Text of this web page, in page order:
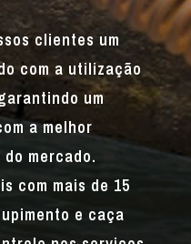
clientes um
com a utilização
um
a melhor
mercado.
com mais de 15
e caça